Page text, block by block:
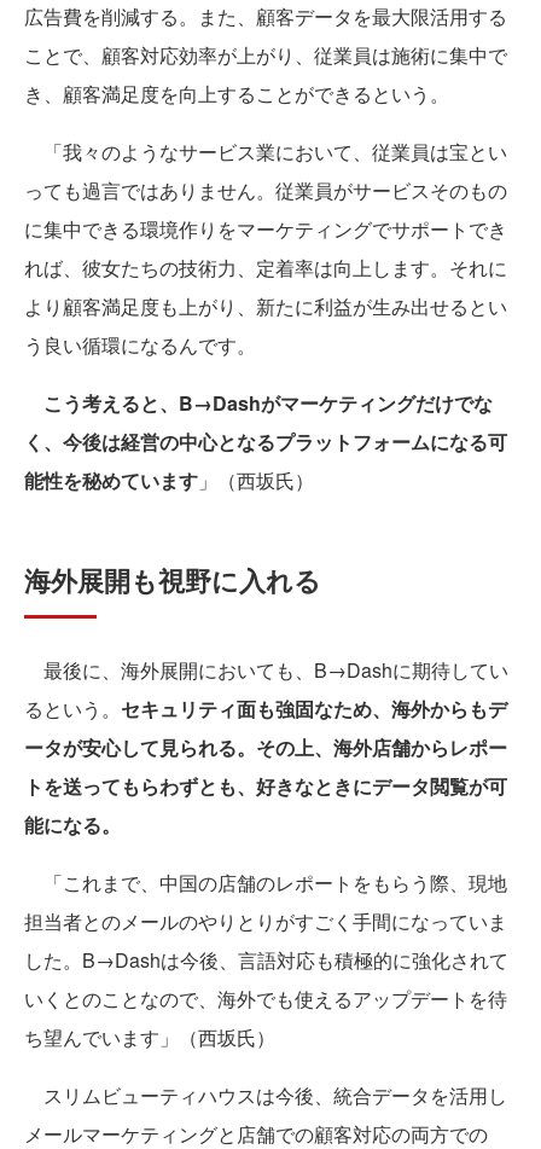
広告費を削減する。また、顧客データを最大限活用する
ことで、顧客対応効率が上がり、従業員は施術に集中で
き、顧客満足度を向上することができるという。
「我々のようなサービス業において、従業員は宝とい
っても過言ではありません。従業員がサービスそのもの
に集中できる環境作りをマーケティングでサポートでき
れば、彼女たちの技術力、定着率は向上します。それに
より顧客満足度も上がり、新たに利益が生み出せるとい
う良い循環になるんです。
こう考えると、B→Dashがマーケティングだけでな
く、今後は経営の中心となるプラットフォームになる可
能性を秘めています 」（西坂氏）
海外展開も視野に入れる
最後に、海外展開においても、B→Dashに期待してい
るという。 セキュリティ面も強固なため、海外からもデ
ータが安心して見られる。その上、海外店舗からレポー
トを送ってもらわずとも、好きなときにデータ閲覧が可
能になる。
「これまで、中国の店舗のレポートをもらう際、現地
担当者とのメールのやりとりがすごく手間になっていま
した。B→Dashは今後、言語対応も積極的に強化されて
いくとのことなので、海外でも使えるアップデートを待
ち望んでいます」（西坂氏）
スリムビューティハウスは今後、統合データを活用し
メールマーケティングと店舗での顧客対応の両方での